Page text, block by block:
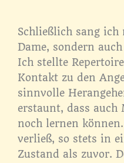
Schließlich sang
Dame, sondern
Ich stellte
Kontakt zu den
sinnvolle
erstaunt, dass auch
noch lernen
verließ, so stets in
Zustand als zuvor.